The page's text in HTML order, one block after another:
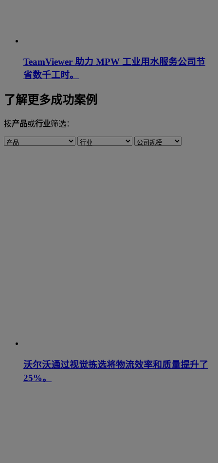
TeamViewer 助力 MPW 工业用水服务公司节
省数千工时。
了解更多成功案例
按产品或行业筛选：
沃尔沃通过视觉拣选将物流效率和质量提升了
25%。